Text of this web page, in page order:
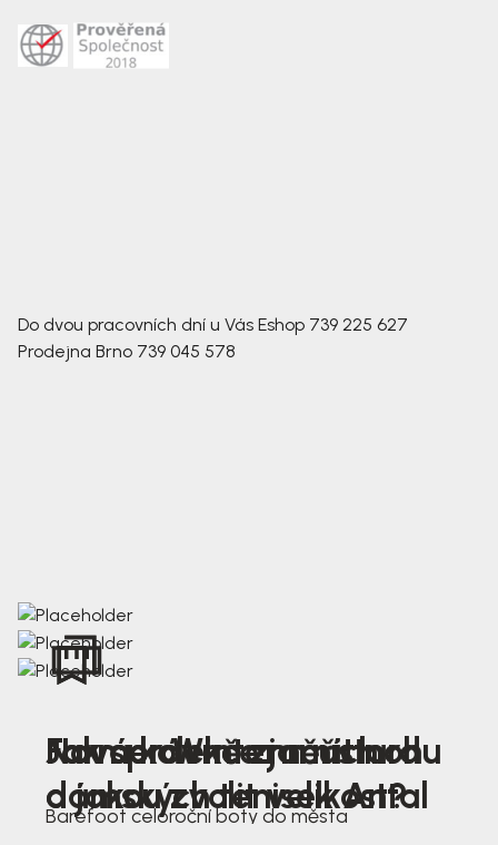
Do dvou pracovních dní u Vás Eshop 739 225 627
Prodejna Brno 739 045 578
Nová kolekce jarních
dámských tenisek Antal
Jak správně změřit nohu
a jakou zvolit velikost?
Farmer Winter mustard
Barefoot celoroční boty do města